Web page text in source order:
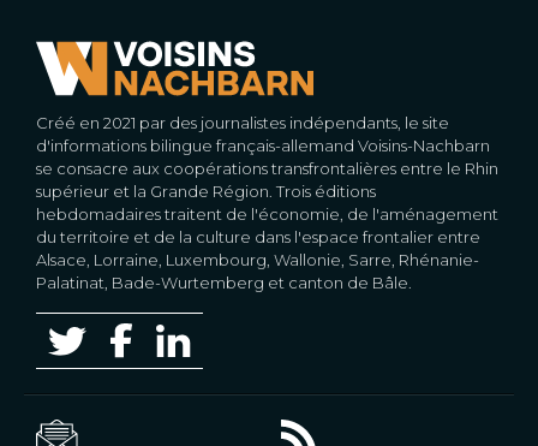
Créé en 2021 par des journalistes indépendants, le site
d'informations bilingue français-allemand Voisins-Nachbarn
se consacre aux coopérations transfrontalières entre le Rhin
supérieur et la Grande Région. Trois éditions
hebdomadaires traitent de l'économie, de l'aménagement
du territoire et de la culture dans l'espace frontalier entre
Alsace, Lorraine, Luxembourg, Wallonie, Sarre, Rhénanie-
Palatinat, Bade-Wurtemberg et canton de Bâle.